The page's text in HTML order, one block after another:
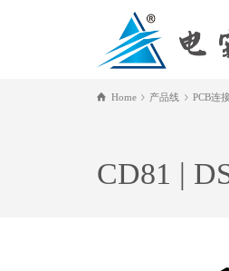
Home 产品线 PCB连
CD81 |